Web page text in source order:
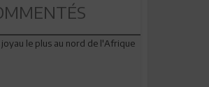
joyau le plus au nord de l'Afrique